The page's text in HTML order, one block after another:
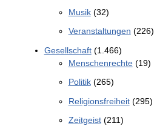
Musik(32)
Veranstaltungen (226)
Gesellschaft(1.466)
Menschenrechte(19)
Politik(265)
Religionsfreiheit(295)
Zeitgeist(211)